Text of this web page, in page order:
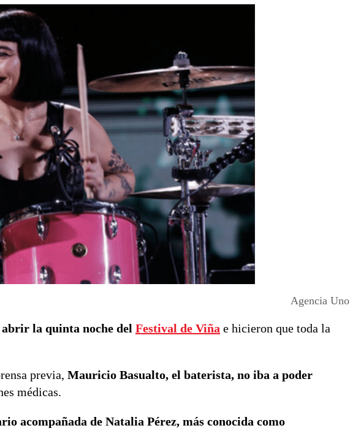
Agencia Uno
abrir la quinta noche del Festival de Viña e hicieron que toda la
previa, Mauricio Basualto, el baterista, no iba a poder
médicas.
acompañada de Natalia Pérez, más conocida como